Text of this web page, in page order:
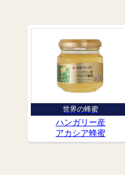
世界の蜂蜜
ハンガリー産
アカシア蜂蜜